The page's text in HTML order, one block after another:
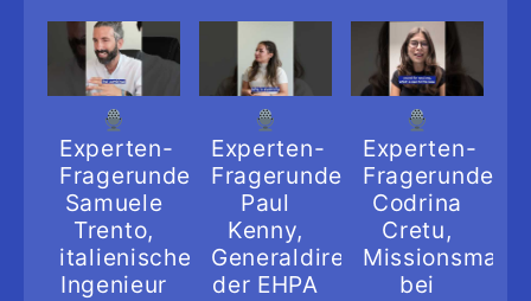
Experten-
Fragerunde:
Samuele
Trento,
italienischer
Ingenieur
Experten-
Fragerunde:
Paul
Kenny,
Generaldirektor
der EHPA
Experten-
Fragerunde:
Codrina
Cretu,
bei